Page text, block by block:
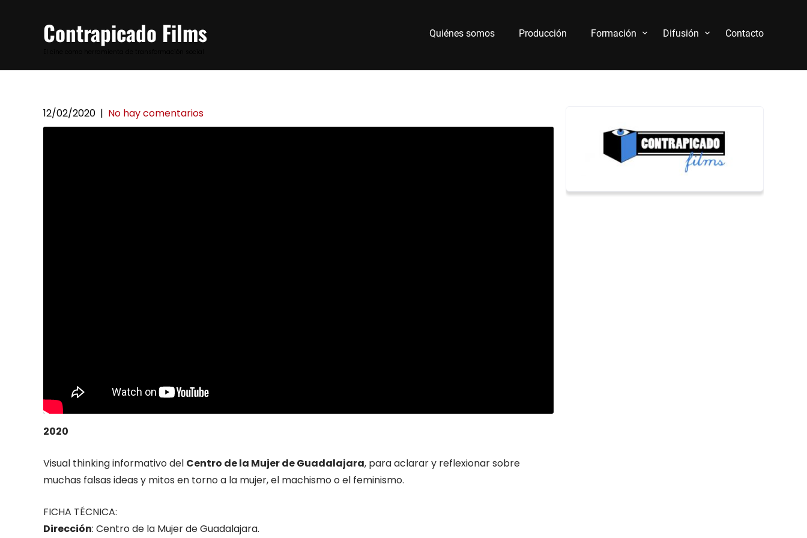
Contrapicado Films Quiénes somos Producción Formación Difusión Contacto
12/02/2020 | No hay comentarios
2020
Visual thinking informativo del Centro de la Mujer de Guadalajara, para aclarar y reflexionar sobre
muchas falsas ideas y mitos en torno a la mujer, el machismo o el feminismo.
FICHA TÉCNICA:
Dirección: Centro de la Mujer de Guadalajara.